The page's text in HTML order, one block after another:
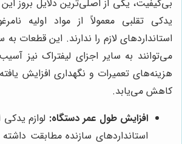
بی‌کیفیت، یکی از اصلی‌ترین دلایل بروز
یدکی تقلبی معمولاً از مواد اولیه
استانداردهای لازم را ندارند. این قطعات
می‌توانند به سایر اجزای لیفتراک نیز
هزینه‌های تعمیرات و نگهداری افزایش
کاهش می‌یابد.
افزایش طول عمر دستگاه: لوازم
استانداردهای سازنده مطابقت